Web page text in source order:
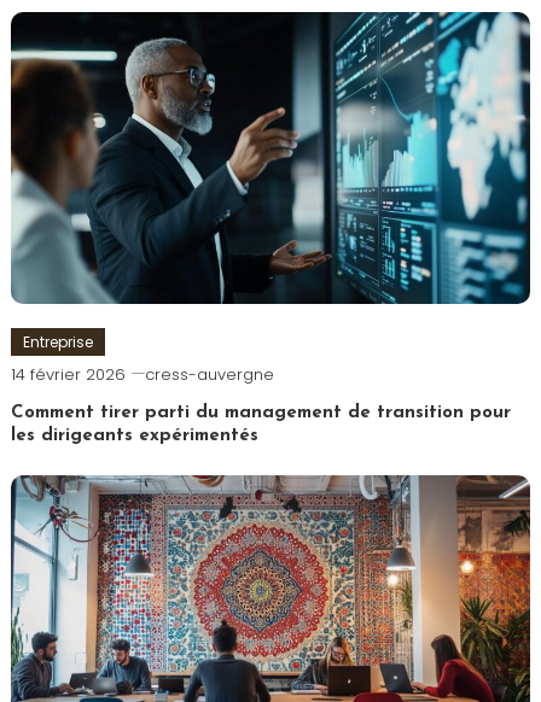
Entreprise
14 février 2026 cress-auvergne
Comment tirer parti du management de transition pour
les dirigeants expérimentés